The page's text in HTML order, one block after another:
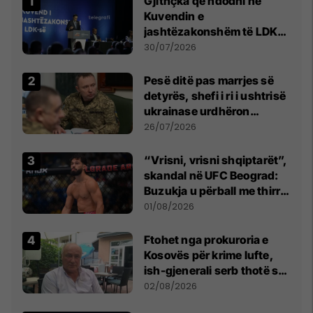
Kuvendin e
jashtëzakonshëm të LDK-
së
30/07/2026
Pesë ditë pas marrjes së
detyrës, shefi i ri i ushtrisë
ukrainase urdhëron
kontroll të madh
26/07/2026
“Vrisni, vrisni shqiptarët”,
skandal në UFC Beograd:
Buzukja u përball me thirrje
anti-shqiptare nga
01/08/2026
Ftohet nga prokuroria e
Kosovës për krime lufte,
ish-gjenerali serb thotë se
dikush e tradhtoi në
02/08/2026